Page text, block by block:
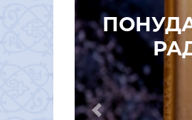
7. ЈУН 2010.
Eпископ
Жугићу –
Артемију